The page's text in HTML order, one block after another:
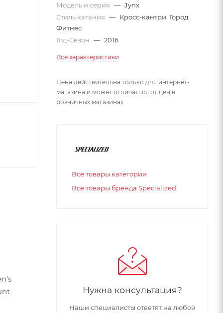
Модель и серия — Jynx
Стиль катания — Кросс-кантри, Город,
Фитнес
Год-Сезон — 2016
Все характеристики
Цена действительна только для интернет-
магазина и может отличаться от цен в
розничных магазинах
Все товары категории
Все товары бренда Specialized
Нужна консультация?
Наши специалисты ответят на любой